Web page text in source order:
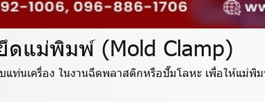
ดแม่พิมพ์ (Mold Clamp)
แท่นเครื่อง ในงานฉีดพลาสติกหรือปั๊มโลหะ เพื่อให้แม่